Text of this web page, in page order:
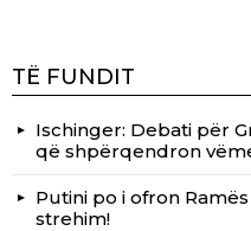
TË FUNDIT
Ischinger: Debati për
që shpërqendron
Putini po i ofron
strehim!